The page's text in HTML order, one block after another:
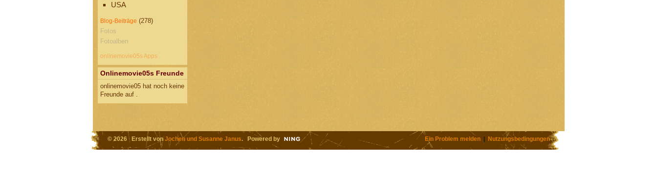
USA
Blog-Beiträge (278)
Fotos
Fotoalben
onlinemovie05s Apps
Onlinemovie05s Freunde
onlinemovie05 hat noch keine
Freunde auf .
© 2026 Erstellt vonJochen und Susanne Janus. Powered by Ein Problem melden| Nutzungsbedingungen